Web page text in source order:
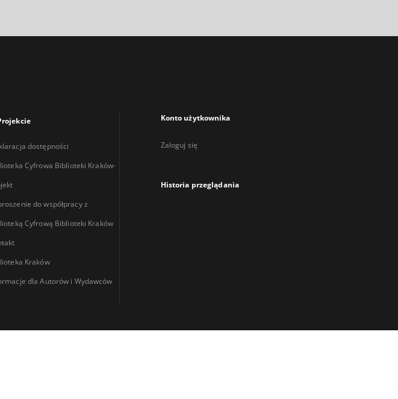
dostępności
Cyfrowa Biblioteki Kraków-
do współpracy z
Cyfrową Biblioteki Kraków
Kraków
dla Autorów i Wydawców
Konto użytkownika
Zaloguj się
Historia przeglądania